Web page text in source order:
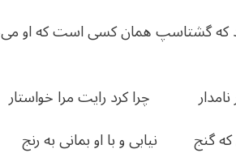
که گشتاسپ همان کسی است که او
نامدار چرا کرد رایت مرا خواستار
که گنج نیابی و با او بمانی به رنج